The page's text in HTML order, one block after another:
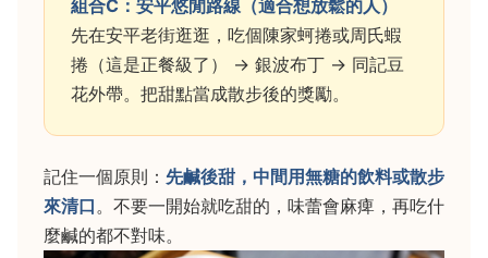
組合C：安平悠閒路線（適合想放鬆的人）
先在安平老街逛逛，吃個陳家蚵捲或周氏蝦
捲（這是正餐級了） → 銀波布丁 → 同記豆
花外帶。把甜點當成散步後的獎勵。
記住一個原則： 先鹹後甜，中間用無糖的飲料或散步
來清口。不要一開始就吃甜的，味蕾會麻痺，再吃什
麼鹹的都不對味。